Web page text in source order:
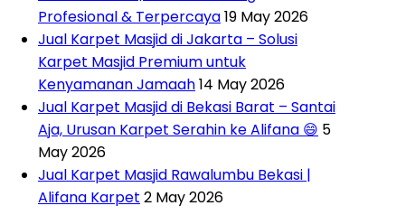
Profesional & Terpercaya19 May 2026
Jual Karpet Masjid di Jakarta – Solusi
Karpet Masjid Premium untuk
Kenyamanan Jamaah14 May 2026
Jual Karpet Masjid di Bekasi Barat – Santai
Aja, Urusan Karpet Serahin ke Alifana 😄 5
May 2026
Jual Karpet Masjid Rawalumbu Bekasi |
Alifana Karpet 2 May 2026